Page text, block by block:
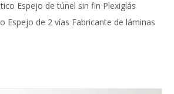
Espejo de túnel sin fin Plexiglás
Espejo de 2 vías Fabricante de láminas